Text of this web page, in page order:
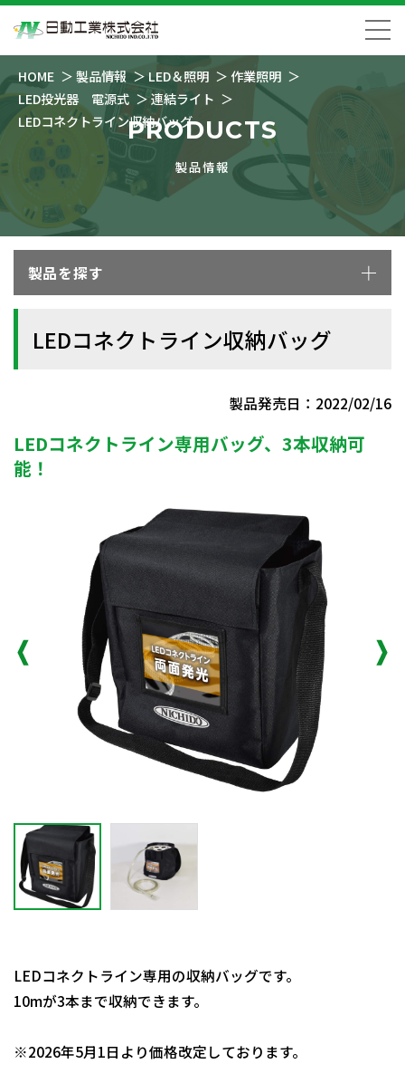
HOME 製品情報 LED＆照明
作業照明
LED投光器 電源式
連結ライト
LEDコネクトライン収納バッグPRODUCTS
製品情報
製品を探す
LEDコネクトライン収納バッグ
製品発売日：2022/02/16
LEDコネクトライン専用バッグ、3本収納可
能！
LEDコネクトライン専用の収納バッグです。
10mが3本まで収納できます。
※2026年5月1日より価格改定しております。